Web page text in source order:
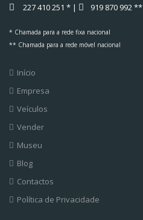
227 410 251 * |
919 870 992 **
* Chamada para a rede fixa nacional
** Chamada para a rede móvel nacional
Início
Empresa
Veículos
Vender
Museu
Blog
Contactos
Política de Privacidade